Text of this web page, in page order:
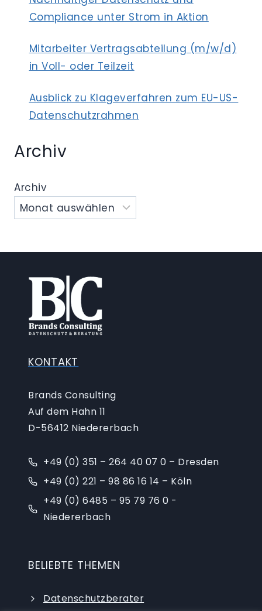
Compliance unter Strom in Aktion
Mitarbeiter Vertragsabteilung (m/w/d)
in Voll- oder Teilzeit
Ausblick zu Klageverfahren zum EU-US-
Datenschutzrahmen
Archiv
Archiv
KONTAKT
Brands Consulting
Auf dem Hahn 11
D-56412 Niedererbach
+49 (0) 351 – 264 40 07 0 – Dresden
+49 (0) 221 – 98 86 16 14 – Köln
+49 (0) 6485 – 95 79 76 0 -
Niedererbach
BELIEBTE THEMEN
Datenschutzberater